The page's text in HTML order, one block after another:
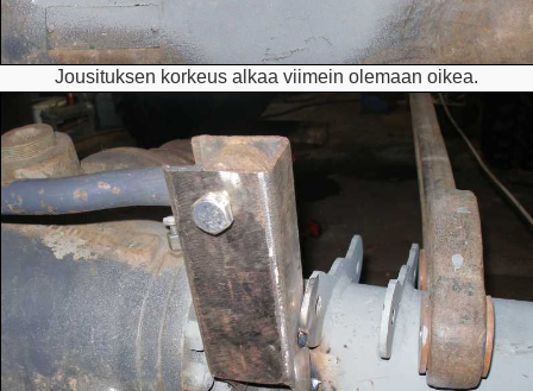
Jousituksen korkeus alkaa viimein olemaan oikea.